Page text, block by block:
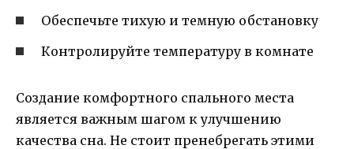
Обеспечьте тихую и темную обстановку
Контролируйте температуру в комнате
Создание комфортного спального места
является важным шагом к улучшению
качества сна. Не стоит пренебрегать этими